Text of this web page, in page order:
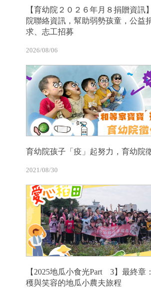
【育幼院２０２６年月８捐贈資訊
院聯絡資訊，幫助弱勢孩童，公益
求、志工招募
2026/08/06
育幼院孩子「疫」起努力，育幼院
2021/08/30
【2025地瓜小食光Part 3】最終章
穫與笑容的地瓜小農夫旅程